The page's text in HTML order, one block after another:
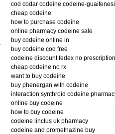
cod codar codeine codeine-
cheap codeine
how to purchase codeine
online pharmacy codeine sale
buy codeine online in
buy codeine cod free
codeine discount fedex no prescription
cheap codeine no rx
want to buy codeine
buy phenergan with codeine
interaction synthroid codeine
online buy codeine
how to buy codeine
codeine linctus uk pharmacy
codeine and promethazine buy